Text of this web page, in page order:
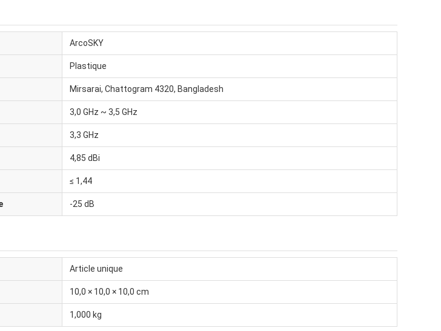
ArcoSKY
Plastique
Mirsarai, Chattogram 4320, Bangladesh
3,0 GHz ~ 3,5 GHz
3,3 GHz
4,85 dBi
≤ 1,44
-25 dB
Article unique
10,0 × 10,0 × 10,0 cm
1,000 kg